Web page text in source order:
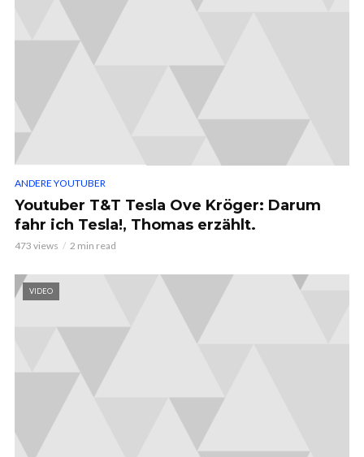
ANDERE YOUTUBER
Youtuber T&T Tesla Ove Kröger: Darum
fahr ich Tesla!, Thomas erzählt.
473 views 2 min read
VIDEO